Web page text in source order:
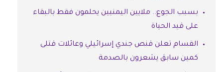
بسبب الجوع.. ملايين اليمنيين يحلمون فقط بالبقاء
على قيد الحياة
القسام تعلن قنص جندي إسرائيلي وعائلات قتلى
كمين سابق يشعرون بالصدمة